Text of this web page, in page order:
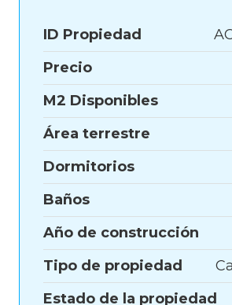
ID Propiedad
Precio
M2 Disponibles
Área terrestre
Dormitorios
Baños
Año de construcción
Tipo de propiedad
Estado de la propiedad